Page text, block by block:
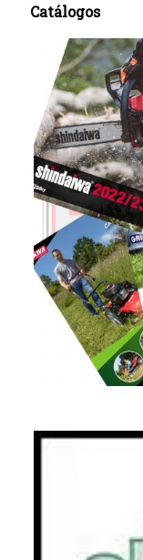
Catálogos